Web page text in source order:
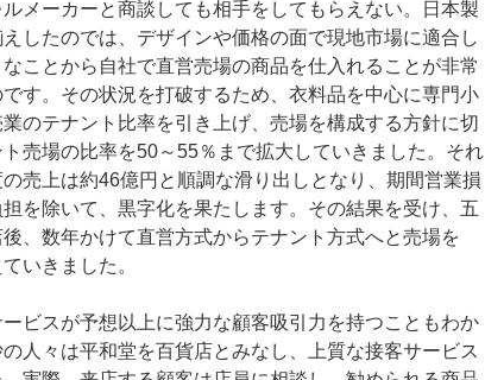
メーカーと商談しても相手をしてもらえない。日本製
したのでは、デザインや価格の面で現地市場に適合し
ことから自社で直営売場の商品を仕入れることが非常
す。その状況を打破するため、衣料品を中心に専門小
のテナント比率を引き上げ、売場を構成する方針に切
ト売場の比率を50～55％まで拡大していきました。それ
売上は約46億円と順調な滑り出しとなり、期間営業損
を除いて、黒字化を果たします。その結果を受け、五
、数年かけて直営方式からテナント方式へと売場を
いきました。
ビスが予想以上に強力な顧客吸引力を持つこともわか
人々は平和堂を百貨店とみなし、上質な接客サービス